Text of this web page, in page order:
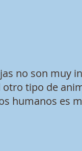
no son muy
otro tipo de
humanos es